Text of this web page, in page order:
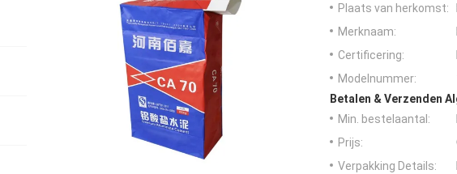
Plaats van herkomst:
Merknaam:
Certificering:
Modelnummer:
Betalen & Verzenden
Min. bestelaantal:
Prijs:
Verpakking Details: